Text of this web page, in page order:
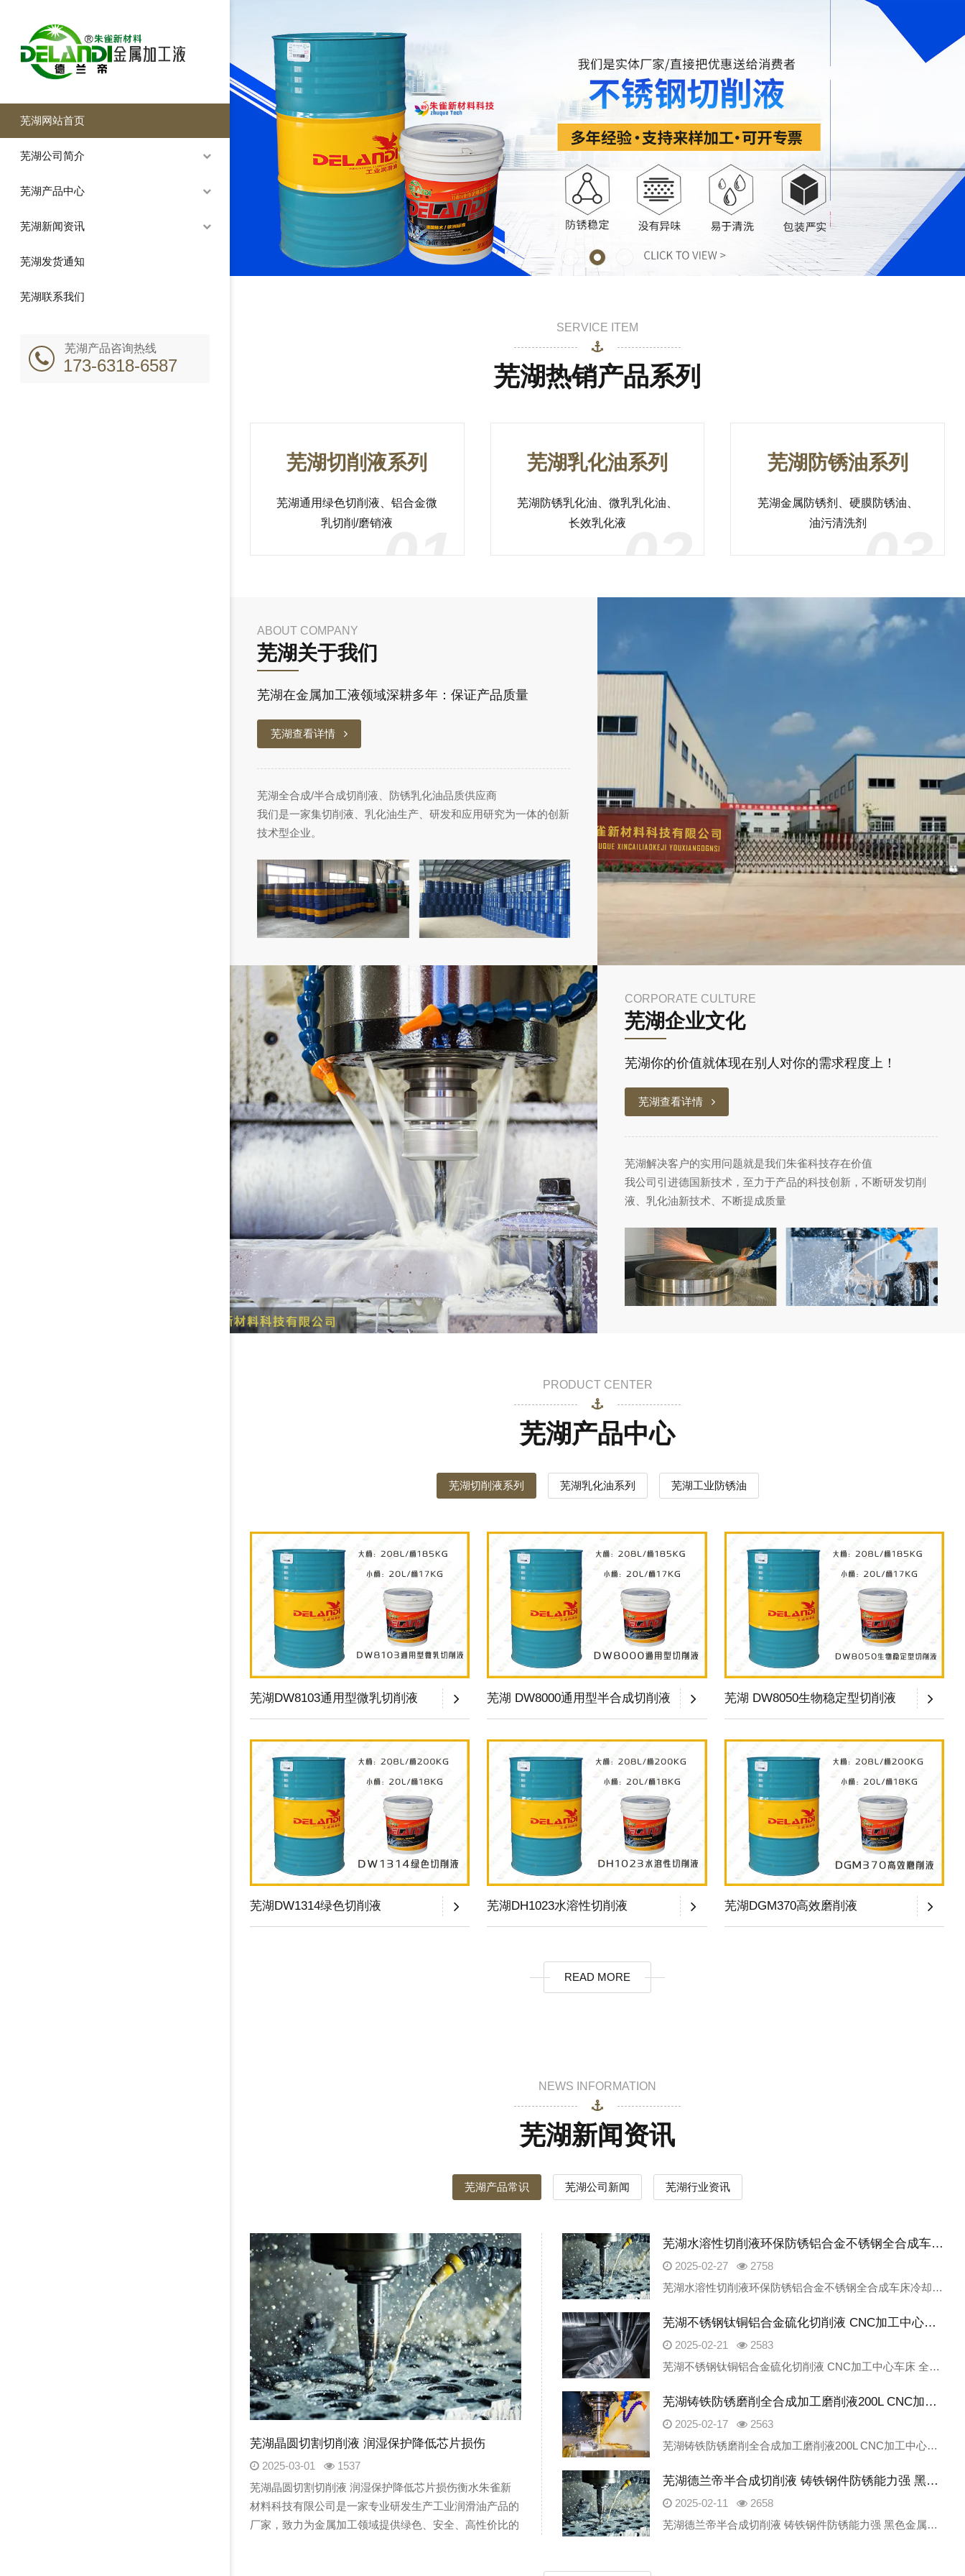
芜湖网站首页
芜湖公司简介
芜湖产品中心
芜湖新闻资讯
芜湖发货通知
芜湖联系我们
芜湖产品咨询热线
173-6318-6587
SERVICE ITEM
芜湖热销产品系列
芜湖切削液系列
芜湖通用绿色切削液、铝合金微
乳切削/磨销液
芜湖乳化油系列
芜湖防锈乳化油、微乳乳化油、
长效乳化液
芜湖防锈油系列
芜湖金属防锈剂、硬膜防锈油、
油污清洗剂
ABOUT COMPANY
芜湖关于我们
芜湖在金属加工液领域深耕多年：保证产品质量
芜湖查看详情
芜湖全合成/半合成切削液、防锈乳化油品质供应商
我们是一家集切削液、乳化油生产、研发和应用研究为一体的创新
技术型企业。
CORPORATE CULTURE
芜湖企业文化
芜湖你的价值就体现在别人对你的需求程度上！
芜湖查看详情
芜湖解决客户的实用问题就是我们朱雀科技存在价值
我公司引进德国新技术，至力于产品的科技创新，不断研发切削
液、乳化油新技术、不断提成质量
PRODUCT CENTER
芜湖产品中心
芜湖切削液系列 芜湖乳化油系列 芜湖工业防锈油
芜湖DW8103通用型微乳切削液 芜湖 DW8000通用型半合成切削液 芜湖 DW8050生物稳定型切削液
芜湖DW1314绿色切削液 芜湖DH1023水溶性切削液 芜湖DGM370高效磨削液
READ MORE
NEWS INFORMATION
芜湖新闻资讯
芜湖产品常识 芜湖公司新闻 芜湖行业资讯
芜湖晶圆切割切削液 润湿保护降低芯片损伤
2025-03-01
1537
芜湖晶圆切割切削液 润湿保护降低芯片损伤衡水朱雀新
材料科技有限公司是一家专业研发生产工业润滑油产品的
厂家，致力为金属加工领域提供绿色、安全、高性价比的
芜湖水溶性切削液环保防锈铝合金不锈钢全合成车床冷却液
2025-02-27
2758
芜湖水溶性切削液环保防锈铝合金不锈钢全合成车床冷却液衡水朱雀新材料科技有限公司是一家专业研发生产工业润滑油产品的厂家，致力为金属加工领域提供绿色、安全、高性价比的高端产品。我公司主要产品产品包含：切削液、
芜湖不锈钢钛铜铝合金硫化切削液 CNC加工中心车床 全合成 磨削油厂家
2025-02-21
2583
芜湖不锈钢钛铜铝合金硫化切削液 CNC加工中心车床 全合成 磨削油厂家衡水朱雀新材料科技有限公司是一家专业研发生产工业润滑油产品的厂家，致力为金属加工领域提供绿色、安全、高性价比的高端产品。我公司主要产品
芜湖铸铁防锈磨削全合成加工磨削液200L CNC加工中心绿色车床切削液
2025-02-17
2563
芜湖铸铁防锈磨削全合成加工磨削液200L CNC加工中心绿色车床切削液衡水朱雀新材料科技有限公司是一家专业研发生产工业润滑油产品的厂家，致力为金属加工领域提供绿色、安全、高性价比的高端产品。我公司主要产品
芜湖德兰帝半合成切削液 铸铁钢件防锈能力强 黑色金属磨削润滑
2025-02-11
2658
芜湖德兰帝半合成切削液 铸铁钢件防锈能力强 黑色金属磨削润滑衡水朱雀新材料科技有限公司是一家专业研发生产工业润滑油产品的厂家，致力为金属加工领域提供绿色、安全、高性价比的高端产品。我公司主要产品产品包含：